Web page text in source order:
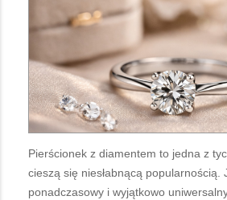
Pierścionek z diamentem to jedna z
cieszą się niesłabnącą popularnością.
ponadczasowy i wyjątkowo